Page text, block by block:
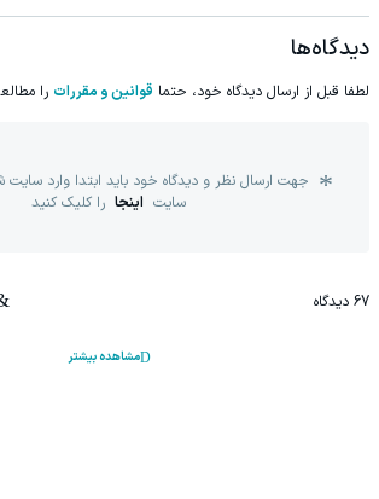
دیدگاه‌ها
لطفا قبل از ارسال دیدگاه خود، حتما قوانین و مقررات را
جهت ارسال نظر و دیدگاه خود باید ابتدا وارد
سایت اینجا را کلیک کنید
67 دیدگاه
مشاهده بیشتر